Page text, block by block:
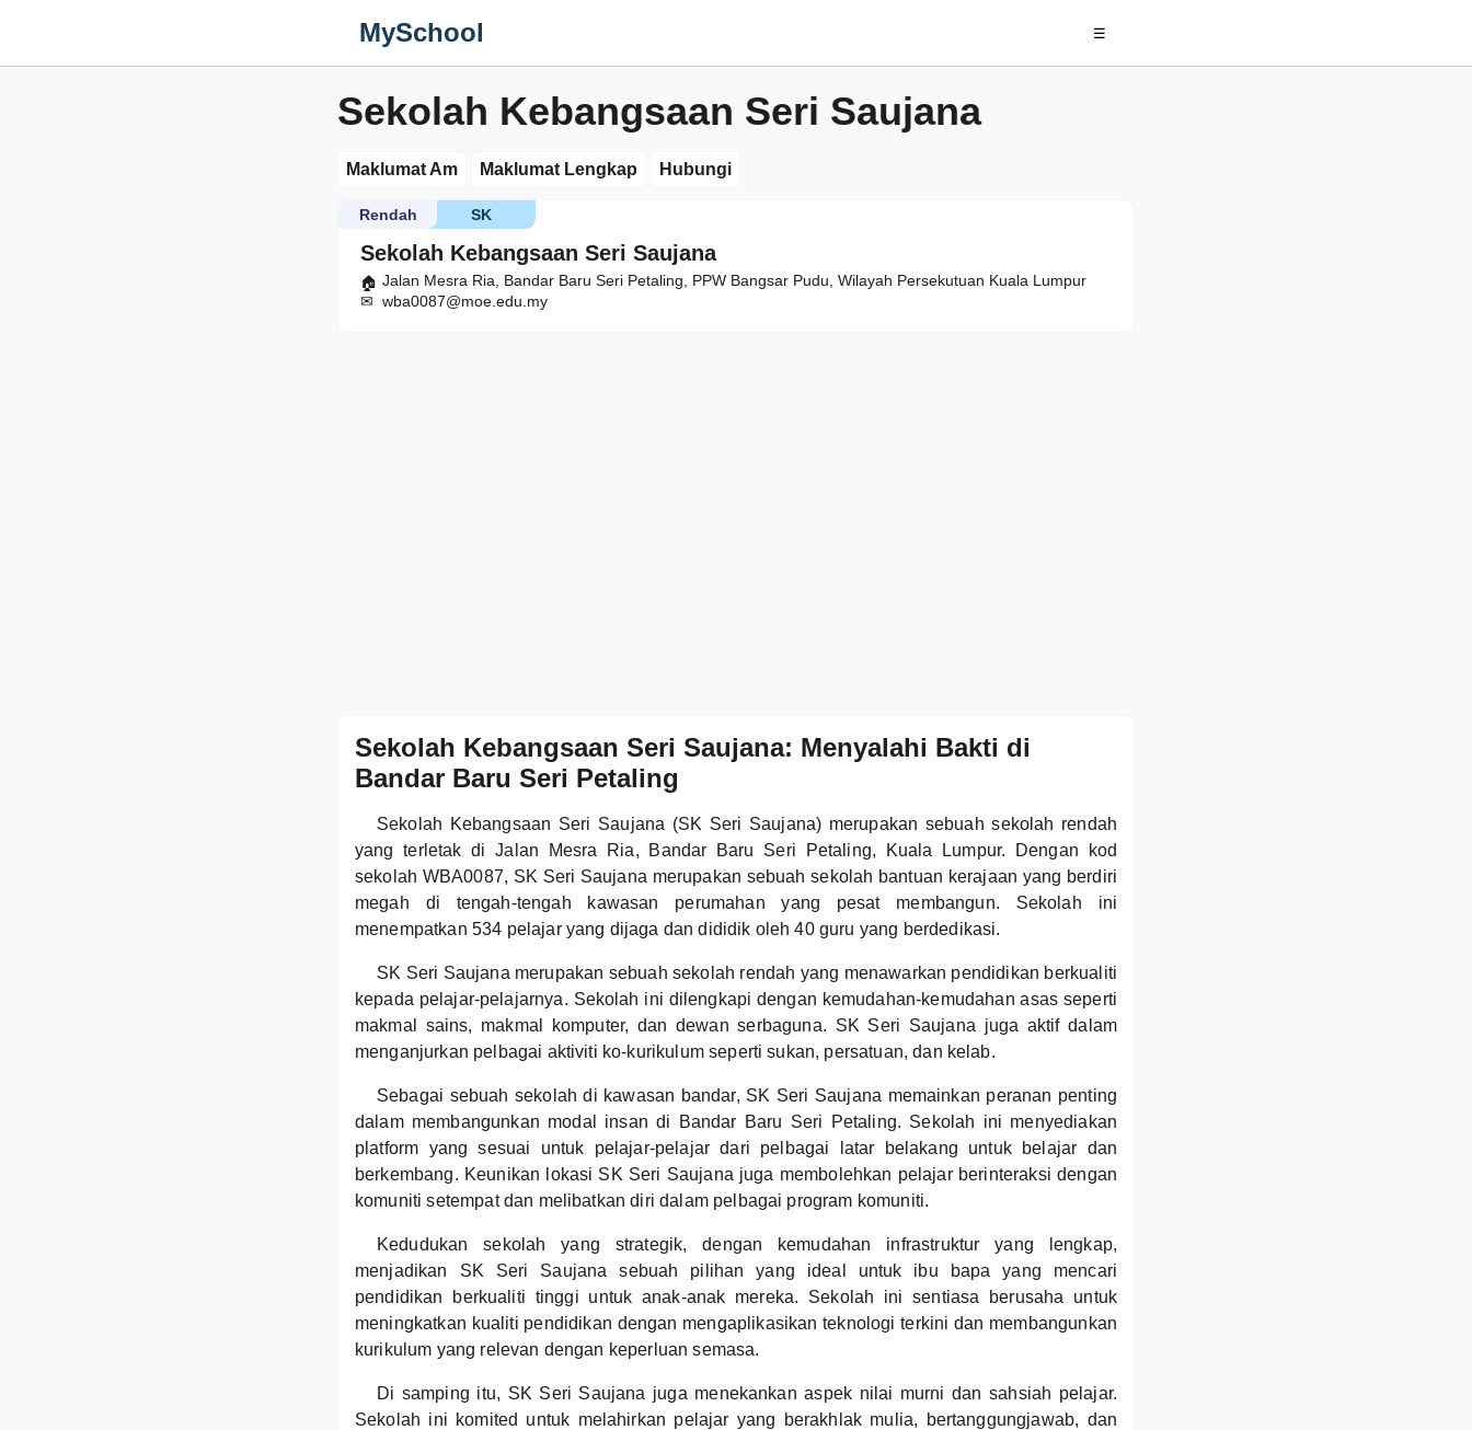
MySchool ☰
Sekolah Kebangsaan Seri Saujana
Maklumat Am Maklumat Lengkap Hubungi
Sekolah Kebangsaan Seri Saujana
SK
Rendah
Jalan Mesra Ria, Bandar Baru Seri Petaling, PPW Bangsar Pudu, Wilayah Persekutuan Kuala Lumpur
wba0087@moe.edu.my
Sekolah Kebangsaan Seri Saujana: Menyalahi Bakti di
Bandar Baru Seri Petaling
Sekolah Kebangsaan Seri Saujana (SK Seri Saujana) merupakan sebuah sekolah rendah
yang terletak di Jalan Mesra Ria, Bandar Baru Seri Petaling, Kuala Lumpur. Dengan kod
sekolah WBA0087, SK Seri Saujana merupakan sebuah sekolah bantuan kerajaan yang berdiri
megah di tengah-tengah kawasan perumahan yang pesat membangun. Sekolah ini
menempatkan 534 pelajar yang dijaga dan dididik oleh 40 guru yang berdedikasi.
SK Seri Saujana merupakan sebuah sekolah rendah yang menawarkan pendidikan berkualiti
kepada pelajar-pelajarnya. Sekolah ini dilengkapi dengan kemudahan-kemudahan asas seperti
makmal sains, makmal komputer, dan dewan serbaguna. SK Seri Saujana juga aktif dalam
menganjurkan pelbagai aktiviti ko-kurikulum seperti sukan, persatuan, dan kelab.
Sebagai sebuah sekolah di kawasan bandar, SK Seri Saujana memainkan peranan penting
dalam membangunkan modal insan di Bandar Baru Seri Petaling. Sekolah ini menyediakan
platform yang sesuai untuk pelajar-pelajar dari pelbagai latar belakang untuk belajar dan
berkembang. Keunikan lokasi SK Seri Saujana juga membolehkan pelajar berinteraksi dengan
komuniti setempat dan melibatkan diri dalam pelbagai program komuniti.
Kedudukan sekolah yang strategik, dengan kemudahan infrastruktur yang lengkap,
menjadikan SK Seri Saujana sebuah pilihan yang ideal untuk ibu bapa yang mencari
pendidikan berkualiti tinggi untuk anak-anak mereka. Sekolah ini sentiasa berusaha untuk
meningkatkan kualiti pendidikan dengan mengaplikasikan teknologi terkini dan membangunkan
kurikulum yang relevan dengan keperluan semasa.
Di samping itu, SK Seri Saujana juga menekankan aspek nilai murni dan sahsiah pelajar.
Sekolah ini komited untuk melahirkan pelajar yang berakhlak mulia, bertanggungjawab, dan